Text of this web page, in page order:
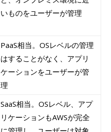
いものをユーザーが管理
PaaS相当。OSレベルの管理
はすることがなく、アプリ
ケーションをユーザーが管
理
SaaS相当。OSレベル、アプ
リケーションもAWSが完全